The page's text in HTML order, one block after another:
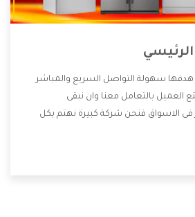
هدفها سهولة التواصل السريع والمباشر
العميل بالتعامل معنا وان نبقى
الاسواق فنحن شركة كبيرة نهتم بكل
منها خدمة الصيانة التى تكون من أهم